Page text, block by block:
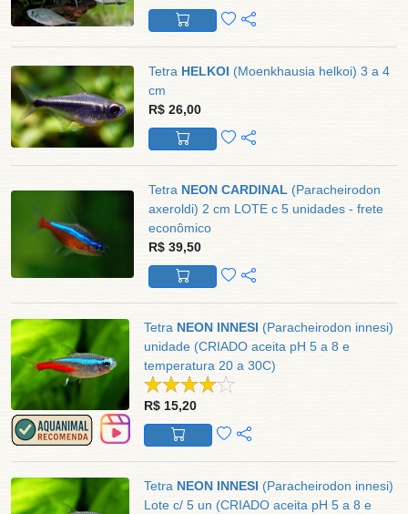
Tetra HELKOI (Moenkhausia helkoi) 3 a 4
cm
R$ 26,00
Tetra NEON CARDINAL (Paracheirodon
axeroldi) 2 cm LOTE c 5 unidades - frete
econômico
R$ 39,50
Tetra NEON INNESI (Paracheirodon innesi)
unidade (CRIADO aceita pH 5 a 8 e
temperatura 20 a 30C)
R$ 15,20
Tetra NEON INNESI (Paracheirodon innesi)
Lote c/ 5 un (CRIADO aceita pH 5 a 8 e